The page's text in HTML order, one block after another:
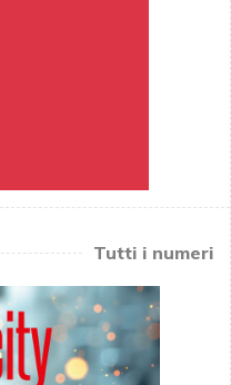
Tutti i numeri